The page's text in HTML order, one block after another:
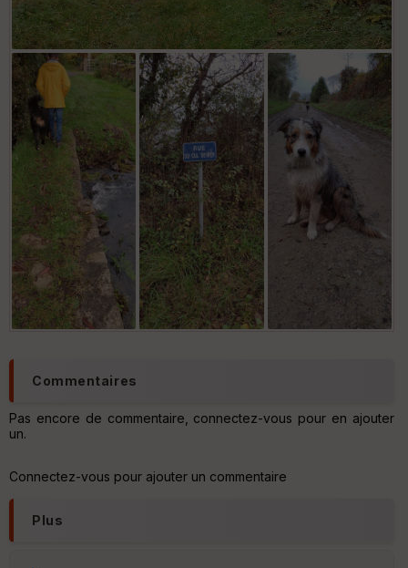
Commentaires
Pas encore de commentaire, connectez-vous pour en ajouter
un.
Connectez-vous pour ajouter un commentaire
Plus